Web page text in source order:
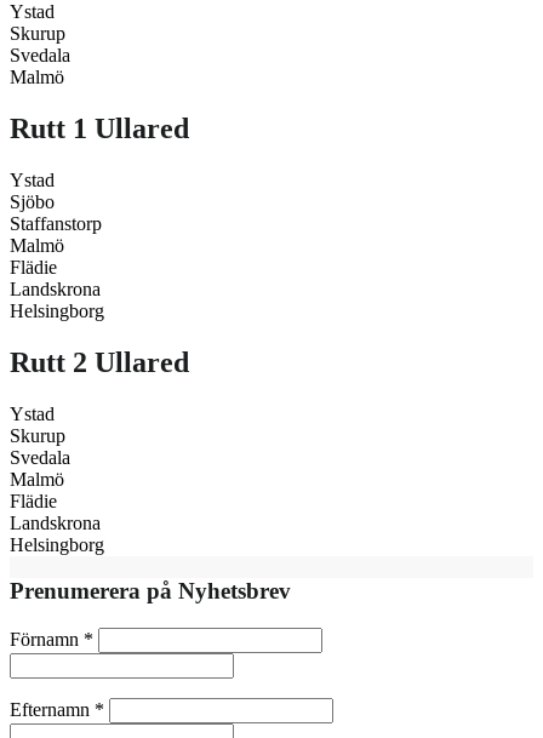
Ystad
Skurup
Svedala
Malmö
Rutt 1 Ullared
Ystad
Sjöbo
Staffanstorp
Malmö
Flädie
Landskrona
Helsingborg
Rutt 2 Ullared
Ystad
Skurup
Svedala
Malmö
Flädie
Landskrona
Helsingborg
Prenumerera på Nyhetsbrev
Förnamn *
Efternamn *